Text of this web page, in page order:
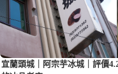
宜蘭頭城｜阿宗芋冰城｜評價